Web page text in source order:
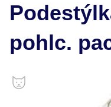
Psi
Kočky
Veterinární diety
pohlc.